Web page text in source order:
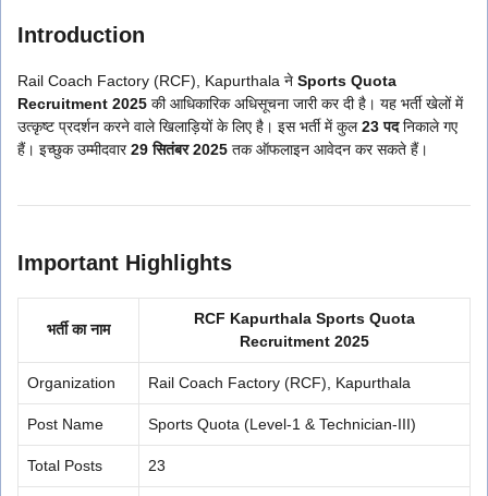
Introduction
Rail Coach Factory (RCF), Kapurthala ने Sports Quota
Recruitment 2025 की आधिकारिक अधिसूचना जारी कर दी है। यह भर्ती खेलों में
उत्कृष्ट प्रदर्शन करने वाले खिलाड़ियों के लिए है। इस भर्ती में कुल23 पदनिकाले गए
हैं। इच्छुक उम्मीदवार29 सितंबर 2025 तक ऑफलाइन आवेदन कर सकते हैं।
Important Highlights
भर्ती का नाम
RCF Kapurthala Sports Quota
Recruitment 2025
Organization Rail Coach Factory (RCF), Kapurthala
Post Name Sports Quota (Level-1 & Technician-III)
Total Posts 23